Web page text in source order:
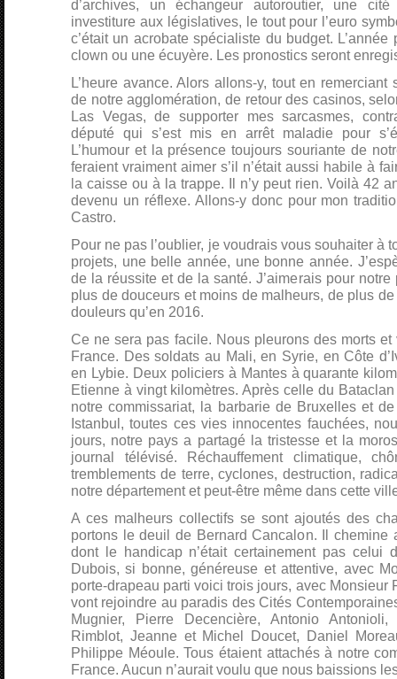
d’archives, un échangeur autoroutier, une
investiture aux législatives, le tout pour l’euro
c’était un acrobate spécialiste du budget.
clown ou une écuyère. Les pronostics seront
L’heure avance. Alors allons-y, tout en
de notre agglomération, de retour des casinos,
Las Vegas, de supporter mes sarcasmes,
député qui s’est mis en arrêt maladie pour
L’humour et la présence toujours souriante de
feraient vraiment aimer s’il n’était aussi habile à
la caisse ou à la trappe. Il n’y peut rien. Voilà 42
devenu un réflexe. Allons-y donc pour mon
Castro.
Pour ne pas l’oublier, je voudrais vous souhaiter à
projets, une belle année, une bonne année.
de la réussite et de la santé. J’aimerais pour
plus de douceurs et moins de malheurs, de plus
douleurs qu’en 2016.
Ce ne sera pas facile. Nous pleurons des morts
France. Des soldats au Mali, en Syrie, en Côte
en Lybie. Deux policiers à Mantes à quarante
Etienne à vingt kilomètres. Après celle du
notre commissariat, la barbarie de Bruxelles et
Istanbul, toutes ces vies innocentes fauchées,
jours, notre pays a partagé la tristesse et la
journal télévisé. Réchauffement climatique,
tremblements de terre, cyclones, destruction,
notre département et peut-être même dans cette
A ces malheurs collectifs se sont ajoutés des
portons le deuil de Bernard Cancalon. Il chemine
dont le handicap n’était certainement pas celui
Dubois, si bonne, généreuse et attentive, avec
porte-drapeau parti voici trois jours, avec Monsieur
vont rejoindre au paradis des Cités
Mugnier, Pierre Decencière, Antonio
Rimblot, Jeanne et Michel Doucet, Daniel
Philippe Méoule. Tous étaient attachés à notre
France. Aucun n’aurait voulu que nous baissions